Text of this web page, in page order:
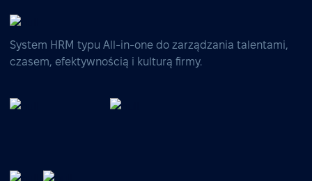
System HRM typu All-in-one do zarządzania talentami,
czasem, efektywnością i kulturą firmy.